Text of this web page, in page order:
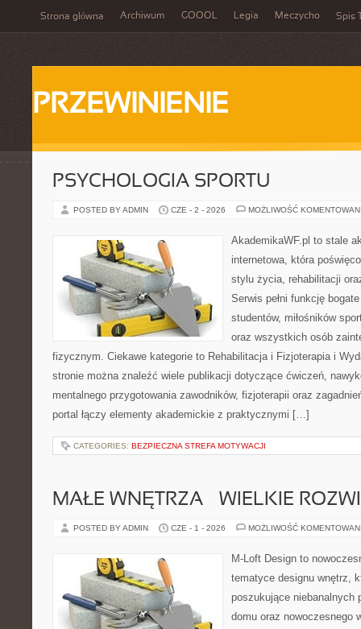
Strona główna Archiwum GOOOL Legia Meczycho Spis
PRZEWINIENIE
PSYCHOLOGIA SPORTU
POSTED BY ADMIN CZE - 2 - 2026 MOŻLIWOŚĆ
AkademikaWF.pl to stale
internetowa, która
stylu życia, rehabilitacji
Serwis pełni funkcję
studentów, miłośników
oraz wszystkich osób
fizycznym. Ciekawe kategorie to Rehabilitacja i Fizjoterapia i
stronie można znaleźć wiele publikacji dotyczące ćwiczeń,
mentalnego przygotowania zawodników, fizjoterapii oraz
portal łączy elementy akademickie z praktycznymi […]
CATEGORIES: BEZPIECZNA STREFA MOTYWACJI
MAŁE WNĘTRZA – WIELKIE
POSTED BY ADMIN CZE - 1 - 2026 MOŻLIWOŚĆ
M-Loft Design to
tematyce designu wnętrz,
poszukujące niebanalnych
domu oraz nowoczesnego